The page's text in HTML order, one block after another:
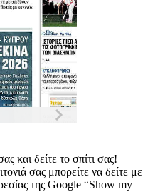
και δείτε το σπίτι σας!
σας μπορείτε να δείτε με
της Google “Show my